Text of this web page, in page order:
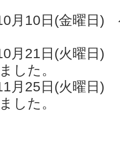
月10日(金曜日)
月21日(火曜日)
した。
月25日(火曜日)
した。